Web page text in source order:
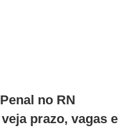
no RN
prazo, vagas e